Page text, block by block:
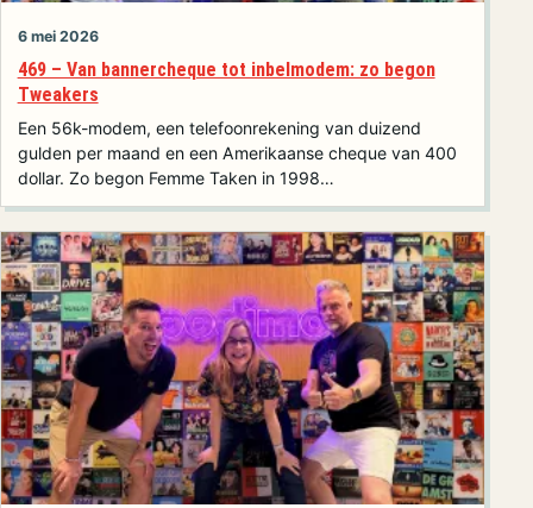
6 mei 2026
469 – Van bannercheque tot inbelmodem: zo begon
Tweakers
Een 56k-modem, een telefoonrekening van duizend
gulden per maand en een Amerikaanse cheque van 400
dollar. Zo begon Femme Taken in 1998…